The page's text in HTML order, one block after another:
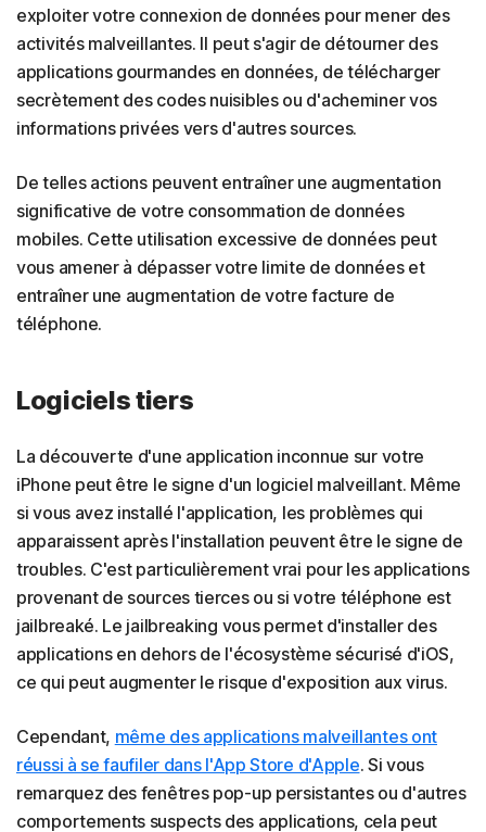
exploiter votre connexion de données pour mener des
activités malveillantes. Il peut s'agir de détourner des
applications gourmandes en données, de télécharger
secrètement des codes nuisibles ou d'acheminer vos
informations privées vers d'autres sources.
De telles actions peuvent entraîner une augmentation
significative de votre consommation de données
mobiles. Cette utilisation excessive de données peut
vous amener à dépasser votre limite de données et
entraîner une augmentation de votre facture de
téléphone.
Logiciels tiers
La découverte d'une application inconnue sur votre
iPhone peut être le signe d'un logiciel malveillant. Même
si vous avez installé l'application, les problèmes qui
apparaissent après l'installation peuvent être le signe de
troubles. C'est particulièrement vrai pour les applications
provenant de sources tierces ou si votre téléphone est
jailbreaké. Le jailbreaking vous permet d'installer des
applications en dehors de l'écosystème sécurisé d'iOS,
ce qui peut augmenter le risque d'exposition aux virus.
Cependant, même des applications malveillantes ont
réussi à se faufiler dans l'App Store d'Apple. Si vous
remarquez des fenêtres pop-up persistantes ou d'autres
comportements suspects des applications, cela peut